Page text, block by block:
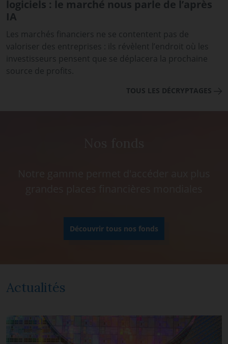
logiciels : le marché nous parle de l’après
IA
Les marchés financiers ne se contentent pas de
valoriser des entreprises : ils révèlent l’endroit où les
investisseurs pensent que se déplacera la prochaine
source de profits.
TOUS LES DÉCRYPTAGES
Découvrir tous nos fonds
Actualités